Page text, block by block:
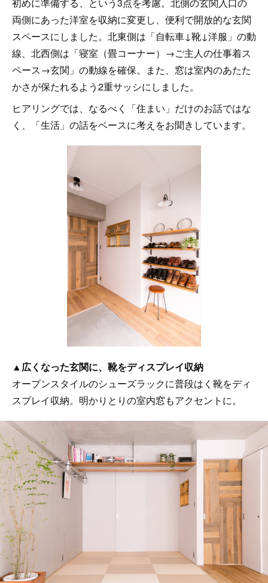
両側にあった洋室を収納に変更し、便利で開放的な玄関
スペースにしました。北東側は「自転車↓靴↓洋服」の動
線、北西側は「寝室（畳コーナー）→ご主人の仕事着ス
ペース→玄関」の動線を確保。また、窓は室内のあたた
かさが保たれるよう2重サッシにしました。
ヒアリングでは、なるべく「住まい」だけのお話ではな
く、「生活」の話をベースに考えをお聞きしています。
▲広くなった玄関に、靴をディスプレイ収納
オープンスタイルのシューズラックに普段はく靴をディ
スプレイ収納。明かりとりの室内窓もアクセントに。